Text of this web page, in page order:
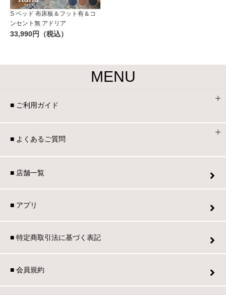
S ベッド 布床板＆フット有＆コ
ンセント無 アドリア
33,990円（税込）
MENU
■ ご利用ガイド
■ よくあるご質問
■ 店舗一覧
■ アプリ
■ 特定商取引法に基づく表記
■ 会員規約